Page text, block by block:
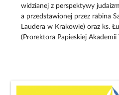
widzianej z perspektywy
a przedstawionej przez rabina
Laudera w Krakowie) oraz ks.
(Prorektora Papieskiej